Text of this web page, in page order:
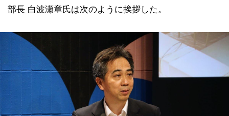
部長 白波瀬章氏は次のように挨拶した。